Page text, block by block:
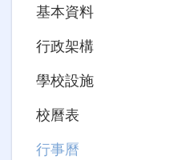
基本資料
行政架構
學校設施
校曆表
行事曆